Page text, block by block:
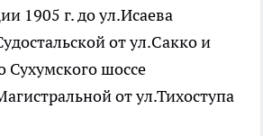
1905 г. до ул.Исаева
от ул.Сакко и
Сухумского шоссе
от ул.Тихоступа